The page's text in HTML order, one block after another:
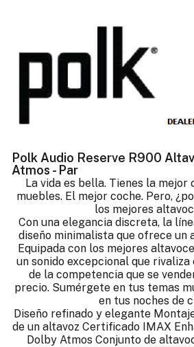
Polk Audio Reserve R900
Atmos - Par
La vida es bella. Tienes la mejor
muebles. El mejor coche. Pero,
los mejores
Con una elegancia discreta, la
diseño minimalista que ofrece un
Equipada con los mejores
un sonido excepcional que
de la competencia que se
precio. Sumérgete en tus temas
en tus noches de
Diseño refinado y elegante
de un altavoz Certificado IMAX
Dolby Atmos Conjunto de